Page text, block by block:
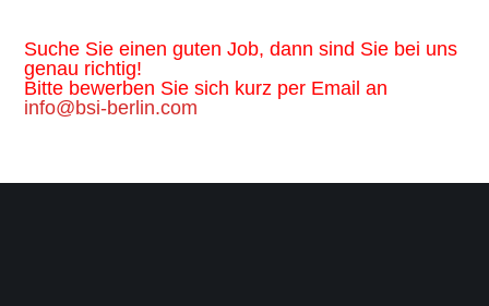
Suche Sie einen guten Job, dann sind Sie bei uns
genau richtig!
Bitte bewerben Sie sich kurz per Email an
info@bsi-berlin.com